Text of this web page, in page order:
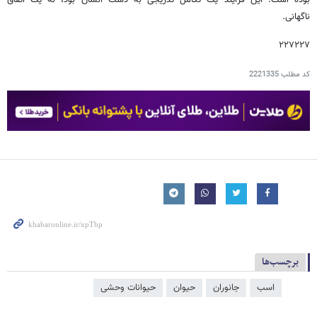
ناگهانی.
۲۲۷۲۲۷
کد مطلب2221335
برچسب‌ها
اسب جانوران حیوان حیوانات وحشی